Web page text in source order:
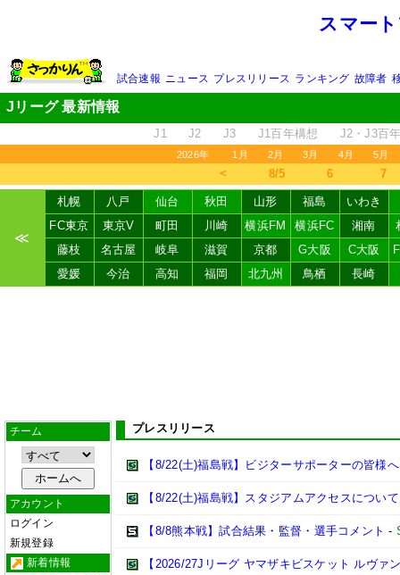
スマー
試合速報 ニュース プレスリリース ランキング 故障者
Jリーグ 最新情報
J1 J2 J3 J1百年構想 J2・J3百
2026年 1月 2月 3月 4月 5月
＜ 8/5 6 7
≪
札幌 八戸 仙台 秋田 山形 福島
いわき
FC東京
東京V 町田 川崎 横浜FM 横浜FC 湘南
藤枝
名古屋 岐阜 滋賀 京都 G大阪 C大阪
愛媛
今治 高知 福岡 北九州 鳥栖 長崎
チーム
アカウント
ログイン
新規登録
新着情報
プレスリリース
【8/22(土)福島戦】ビジターサポーターの皆様へ
【8/22(土)福島戦】スタジアムアクセスについて
【8/8熊本戦】試合結果・監督・選手コメント -
【2026/27Jリーグ ヤマザキビスケット ルヴ